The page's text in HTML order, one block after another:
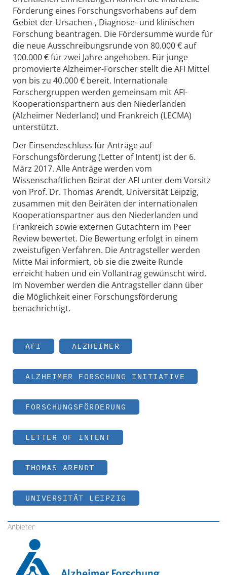
Förderung eines Forschungsvorhabens auf dem
Gebiet der Ursachen-, Diagnose- und klinischen
Forschung beantragen. Die Fördersumme wurde für
die neue Ausschreibungsrunde von 80.000 € auf
100.000 € für zwei Jahre angehoben. Für junge
promovierte Alzheimer-Forscher stellt die AFI Mittel
von bis zu 40.000 € bereit. Internationale
Forschergruppen werden gemeinsam mit AFI-
Kooperationspartnern aus den Niederlanden
(Alzheimer Nederland) und Frankreich (LECMA)
unterstützt.
Der Einsendeschluss für Anträge auf
Forschungsförderung (Letter of Intent) ist der 6.
März 2017. Alle Anträge werden vom
Wissenschaftlichen Beirat der AFI unter dem Vorsitz
von Prof. Dr. Thomas Arendt, Universität Leipzig,
zusammen mit den Beiräten der internationalen
Kooperationspartner aus den Niederlanden und
Frankreich sowie externen Gutachtern im Peer
Review bewertet. Die Bewertung erfolgt in einem
zweistufigen Verfahren. Die Antragsteller werden
Mitte Mai informiert, ob sie die zweite Runde
erreicht haben und ein Vollantrag gewünscht wird.
Im November werden die Antragsteller dann über
die Möglichkeit einer Forschungsförderung
benachrichtigt.
AFI ALZHEIMER
ALZHEIMER FORSCHUNG INITIATIVE
FORSCHUNGSFÖRDERUNG
LETTER OF INTENT
THOMAS ARENDT
UNIVERSITÄT LEIPZIG
Anbieter